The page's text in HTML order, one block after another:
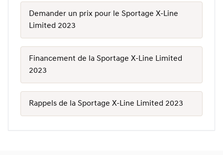
Demander un prix pour le Sportage X-Line
Limited 2023
Financement de la Sportage X-Line Limited
2023
Rappels de la Sportage X-Line Limited 2023